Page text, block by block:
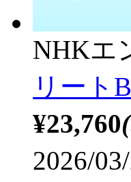
NHKエ
リート
¥23,760
2026/